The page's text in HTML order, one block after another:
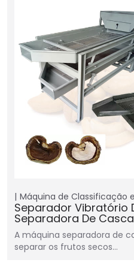
Máquina de Classificação
Separador Vibratório
Separadora De
A máquina separadora de
separar os frutos secos…